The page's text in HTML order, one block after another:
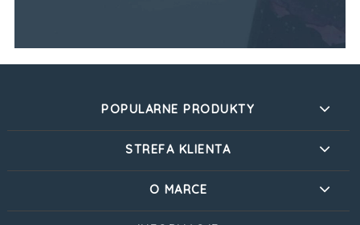
POPULARNE PRODUKTY
STREFA KLIENTA
O MARCE